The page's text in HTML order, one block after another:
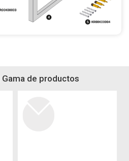
Gama de productos